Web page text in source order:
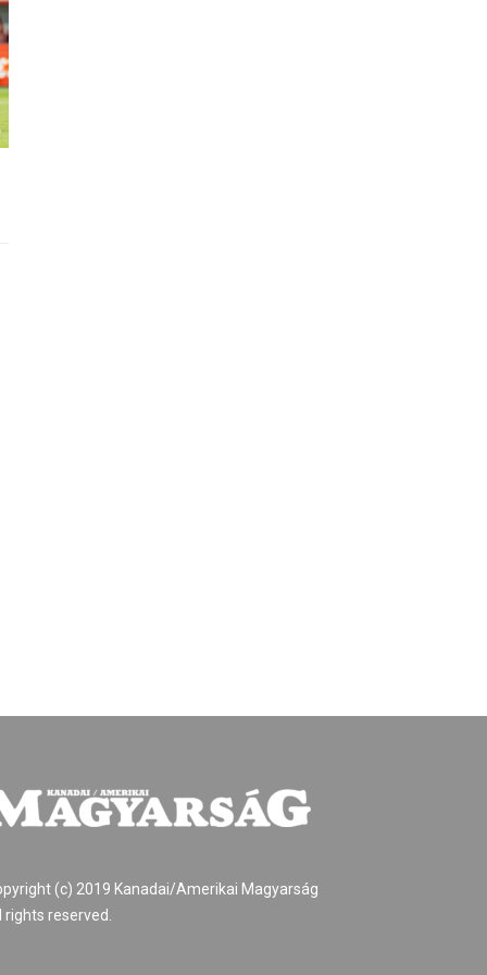
(c) 2019 Kanadai/Amerikai Magyarság
rights reserved.